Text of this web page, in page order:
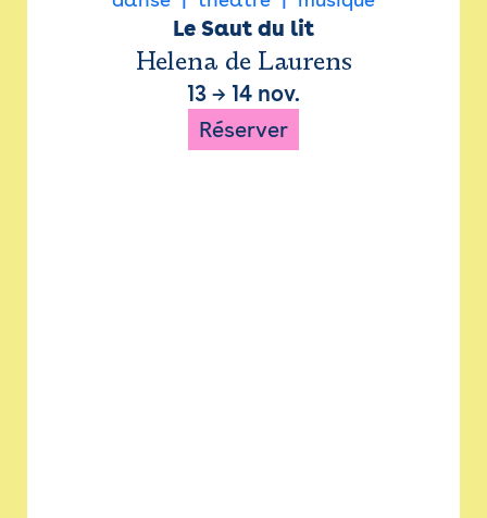
Le Saut du lit
Helena de Laurens
13 → 14 nov.
Réserver